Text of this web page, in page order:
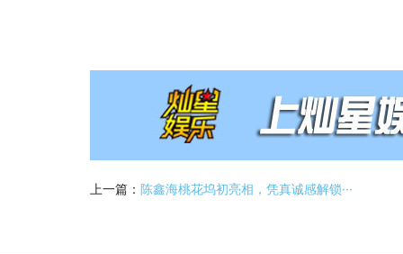
上一篇： 陈鑫海桃花坞初亮相，凭真诚感解锁···